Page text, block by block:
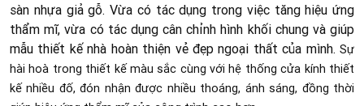
sàn nhựa giả gỗ. Vừa có tác dụng trong việc tăng hiệu ứng
thẩm mĩ, vừa có tác dụng cân chỉnh hình khối chung và giúp
mẫu thiết kế nhà hoàn thiện vẻ đẹp ngoại thất của mình. Sự
hài hoà trong thiết kế màu sắc cùng với hệ thống cửa kính thiết
kế nhiều đố, đón nhận được nhiều thoáng, ánh sáng, đồng thời